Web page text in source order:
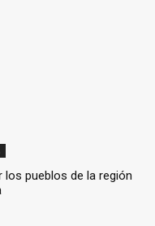
los pueblos de la región